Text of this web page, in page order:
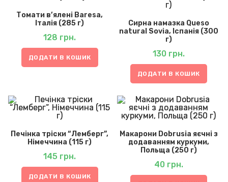
Томати в’ялені Baresa,
Італія (285 г)
128 грн.
ДОДАТИ В КОШИК
Сирна намазка Queso
natural Sovia, Іспанія (300
г)
130 грн.
ДОДАТИ В КОШИК
Печінка тріски “Лемберг”,
Німеччина (115 г)
145 грн.
ДОДАТИ В КОШИК
Макарони Dobrusia яєчні з
додаванням куркуми,
Польща (250 г)
40 грн.